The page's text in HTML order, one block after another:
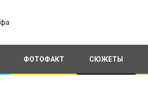
ФОТОФАКТ СЮЖЕТЫ